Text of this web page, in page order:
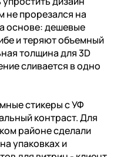
не прорезался на
основе: дешевые
и теряют объемный
толщина для 3D
сливается в одно
стикеры с УФ
контраст. Для
районе сделали
упаковках и